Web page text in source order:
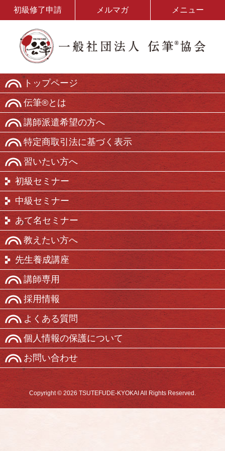
初級修了申請 メルマガ メニュー
トップページ
伝筆®とは
講師派遣希望の方へ
特定商取引法に基づく表示
習いたい方へ
初級セミナー
中級セミナー
あて名セミナー
教えたい方へ
先生養成講座
講師専用
採用情報
よくある質問
個人情報の保護について
お問い合わせ
Copyright © 2026 TSUTEFUDE-KYOKAI All Rights Reserved.